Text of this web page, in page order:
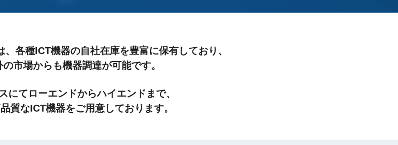
各種ICT機器の自社在庫を豊富に保有しており、
の市場からも機器調達が可能です。
にてローエンドからハイエンドまで、
質なICT機器をご用意しております。